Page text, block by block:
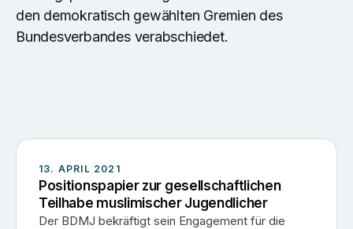
den demokratisch gewählten Gremien des
Bundesverbandes verabschiedet.
13. APRIL 2021
Positionspapier zur gesellschaftlichen
Teilhabe muslimischer Jugendlicher
Der BDMJ bekräftigt sein Engagement für die